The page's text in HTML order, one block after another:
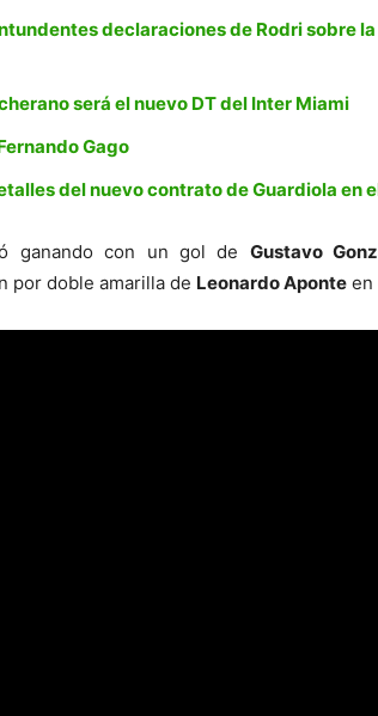
declaraciones de Rodri sobre
será el nuevo DT del Inter Miami
Gago
del nuevo contrato de Guardiola en
ganando con un gol de Gustavo
por doble amarilla de Leonardo Aponte en